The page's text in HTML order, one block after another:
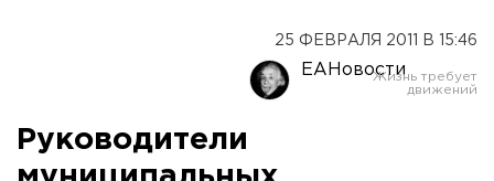
25 ФЕВРАЛЯ 2011 В 15:46
ЕАНовости
Руководители